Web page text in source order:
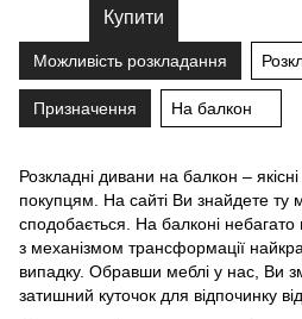
Розкладні дивани на балкон –
покупцям. На сайті Ви знайдете ту
сподобається. На балконі небагато
з механізмом трансформації
випадку. Обравши меблі у нас, Ви
затишний куточок для відпочинку
Купити
Можливість розкладання
Призначення На балкон